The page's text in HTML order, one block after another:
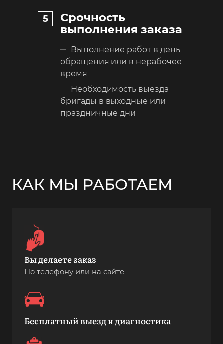
Срочность
выполнения заказа
Выполнение работ в день
обращения или в нерабочее
время
Необходимость выезда
бригады в выходные или
праздничные дни
КАК МЫ РАБОТАЕМ
Вы делаете заказ
По телефону или на сайте
Бесплатный выезд и диагностика